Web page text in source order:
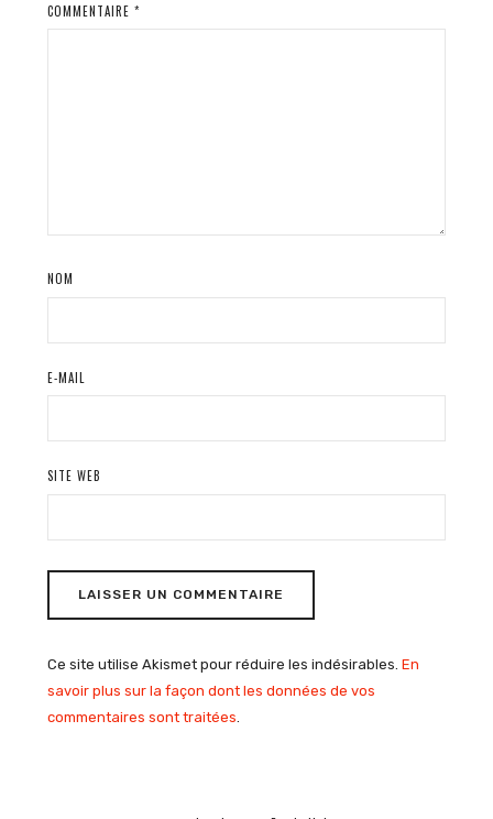
COMMENTAIRE *
NOM
E-MAIL
SITE WEB
Ce site utilise Akismet pour réduire les indésirables. En
savoir plus sur la façon dont les données de vos
commentaires sont traitées